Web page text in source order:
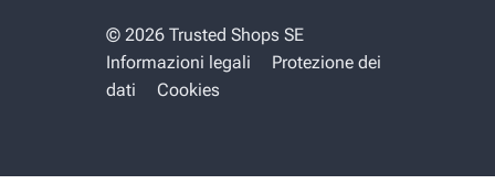
© 2026 Trusted Shops SE
Informazioni legali
Protezione dei
dati
Cookies